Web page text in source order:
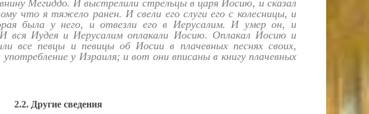
Мегиддо. И выстрелили стрельцы в царя Иосию, и сказал
что я тяжело ранен. И свели его слуги его с колесницы, и
была у него, и отвезли его в Иерусалим. И умер он, и
И вся Иудея и Иерусалим оплакали Иосию. Оплакал Иосию и
все певцы и певицы об Иосии в плачевных песнях своих,
у Израиля; и вот они вписаны в книгу плачевных
2.2. Другие сведения